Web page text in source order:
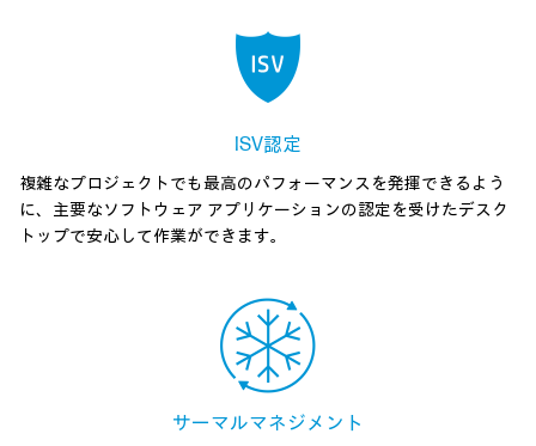
ISV認定
複雑なプロジェクトでも最高のパフォーマンスを発揮できるよう
に、主要なソフトウェア アプリケーションの認定を受けたデスク
トップで安心して作業ができます。
サーマルマネジメント